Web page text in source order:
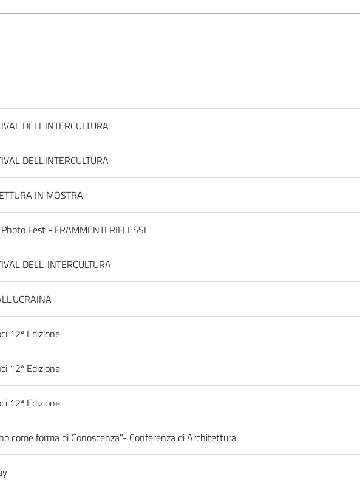
DELL'INTERCULTURA
DELL'INTERCULTURA
IN MOSTRA
Fest - FRAMMENTI RIFLESSI
DELL' INTERCULTURA
12ª Edizione
12ª Edizione
12ª Edizione
come forma di Conoscenza"- Conferenza di Architettura